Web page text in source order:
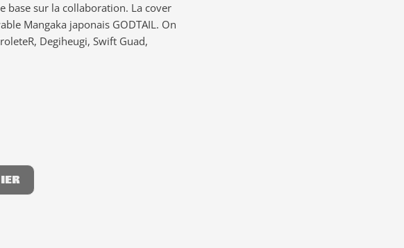
base sur la collaboration. La cover
Mangaka japonais GODTAIL. On
Degiheugi, Swift Guad,